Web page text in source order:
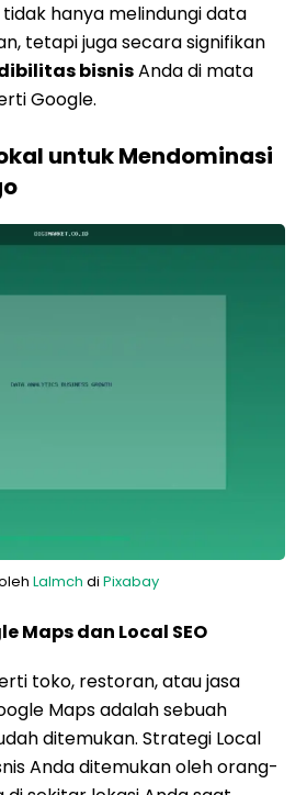
hanya melindungi data
tetapi juga secara signifikan
bisnisAnda di mata
Google.
untuk Mendominasi
Lalmch di Pixabay
Maps dan Local SEO
toko, restoran, atau jasa
Maps adalah sebuah
ditemukan. Strategi Local
Anda ditemukan oleh orang-